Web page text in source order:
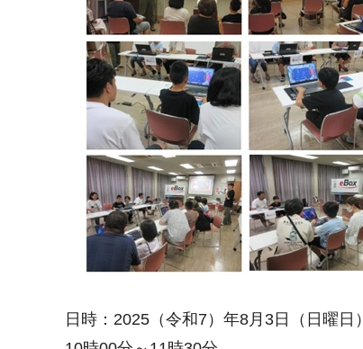
日時：2025（令和7）年8月3日（日曜日）